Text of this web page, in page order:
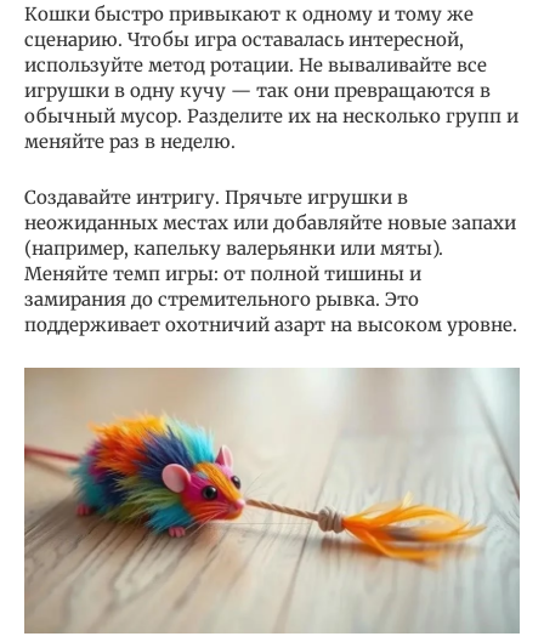
Кошки быстро привыкают к одному и тому же
сценарию. Чтобы игра оставалась интересной,
используйте метод ротации. Не вываливайте все
игрушки в одну кучу — так они превращаются в
обычный мусор. Разделите их на несколько групп и
меняйте раз в неделю.
Создавайте интригу. Прячьте игрушки в
неожиданных местах или добавляйте новые запахи
(например, капельку валерьянки или мяты).
Меняйте темп игры: от полной тишины и
замирания до стремительного рывка. Это
поддерживает охотничий азарт на высоком уровне.